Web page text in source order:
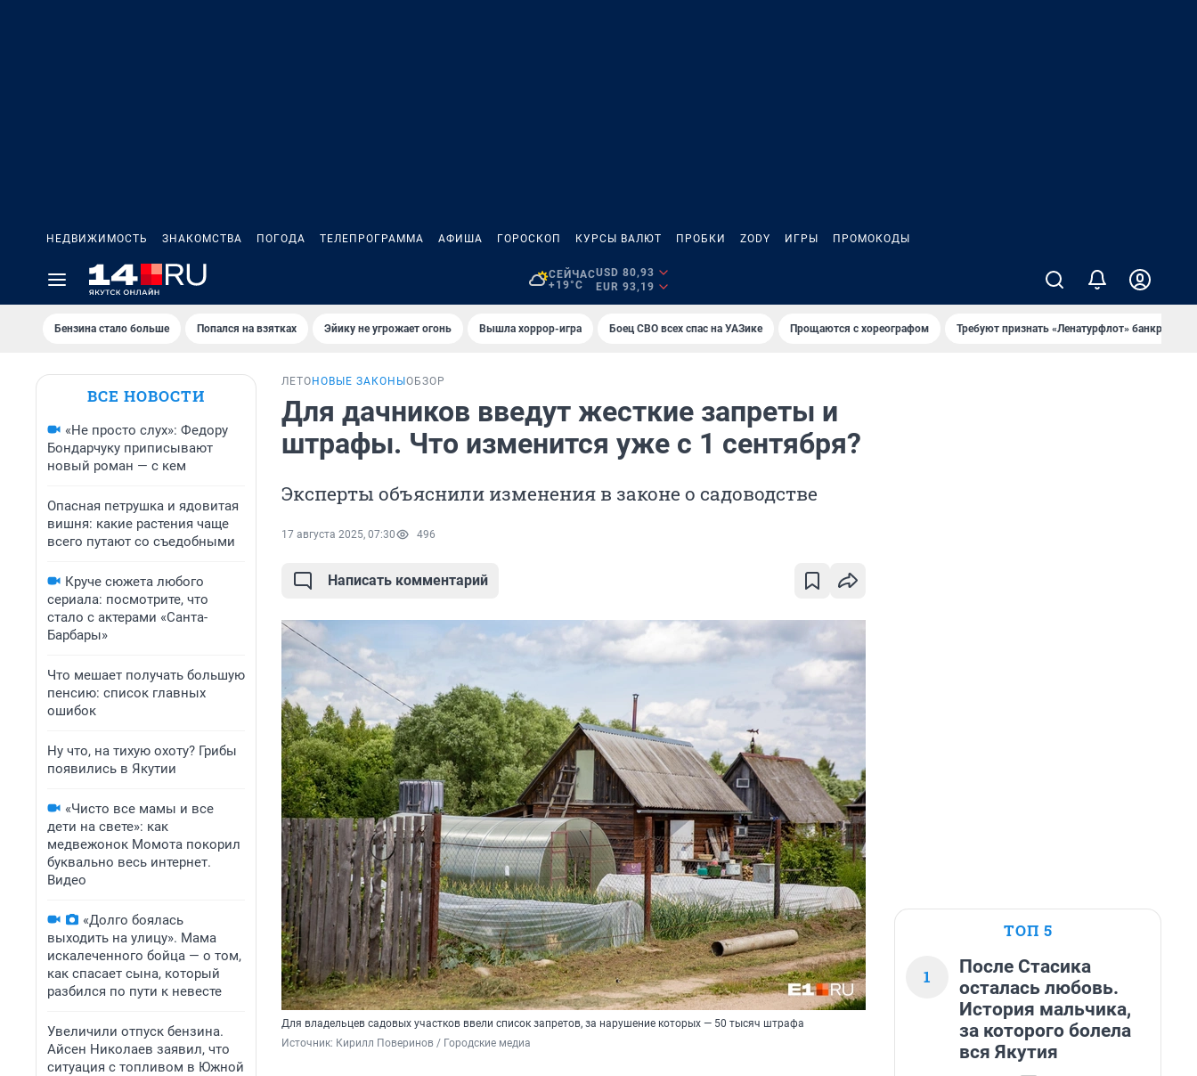
НЕДВИЖИМОСТЬ ЗНАКОМСТВА ПОГОДА ТЕЛЕПРОГРАММА АФИША ГОРОСКОП КУРСЫ ВАЛЮТ ПРОБКИ ZODY ИГРЫ ПРОМОКОДЫ
СЕЙЧАС
+19°C
USD 80,93
EUR 93,19
Бензина стало больше Попался на взятках Эйику не угрожает огонь Вышла хоррор-игра Боец СВО всех спас на УАЗике Прощаются с хореографом Требуют признать «Ленатурфлот» банкротом
ВСЕ НОВОСТИ
«Не просто слух»: Федору
Бондарчуку приписывают
новый роман — с кем
Опасная петрушка и ядовитая
вишня: какие растения чаще
всего путают со съедобными
Круче сюжета любого
сериала: посмотрите, что
стало с актерами «Санта-
Барбары»
Что мешает получать большую
пенсию: список главных
ошибок
Ну что, на тихую охоту? Грибы
появились в Якутии
«Чисто все мамы и все
дети на свете»: как
медвежонок Момота покорил
буквально весь интернет.
Видео
«Долго боялась
выходить на улицу». Мама
искалеченного бойца — о том,
как спасает сына, который
разбился по пути к невесте
Увеличили отпуск бензина.
Айсен Николаев заявил, что
ситуация с топливом в Южной
ЛЕТО НОВЫЕ ЗАКОНЫ ОБЗОР
Для дачников введут жесткие запреты и
штрафы. Что изменится уже с 1 сентября?
Эксперты объяснили изменения в законе о садоводстве
17 августа 2025, 07:30 496
Написать комментарий
Для владельцев садовых участков ввели список запретов, за нарушение которых — 50 тысяч штрафа
Источник: Кирилл Поверинов / Городские медиа
ТОП 5
1
После Стасика
осталась любовь.
История мальчика,
за которого болела
вся Якутия